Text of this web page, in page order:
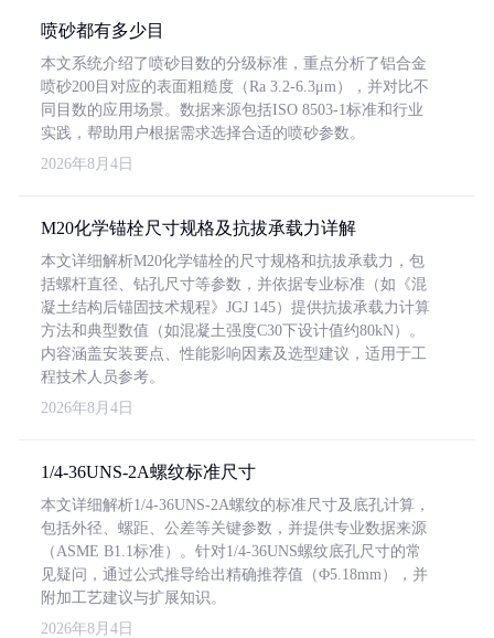
喷砂都有多少目
本文系统介绍了喷砂目数的分级标准，重点分析了铝合金
喷砂200目对应的表面粗糙度（Ra 3.2-6.3μm），并对比不
同目数的应用场景。数据来源包括ISO 8503-1标准和行业
实践，帮助用户根据需求选择合适的喷砂参数。
2026年8月4日
M20化学锚栓尺寸规格及抗拔承载力详解
本文详细解析M20化学锚栓的尺寸规格和抗拔承载力，包
括螺杆直径、钻孔尺寸等参数，并依据专业标准（如《混
凝土结构后锚固技术规程》JGJ 145）提供抗拔承载力计算
方法和典型数值（如混凝土强度C30下设计值约80kN）。
内容涵盖安装要点、性能影响因素及选型建议，适用于工
程技术人员参考。
2026年8月4日
1/4-36UNS-2A螺纹标准尺寸
本文详细解析1/4-36UNS-2A螺纹的标准尺寸及底孔计算，
包括外径、螺距、公差等关键参数，并提供专业数据来源
（ASME B1.1标准）。针对1/4-36UNS螺纹底孔尺寸的常
见疑问，通过公式推导给出精确推荐值（Φ5.18mm），并
附加工艺建议与扩展知识。
2026年8月4日